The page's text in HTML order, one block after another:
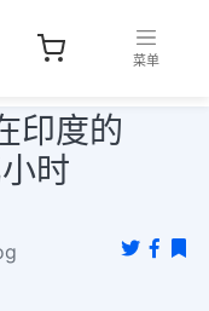
菜单
印度的
时